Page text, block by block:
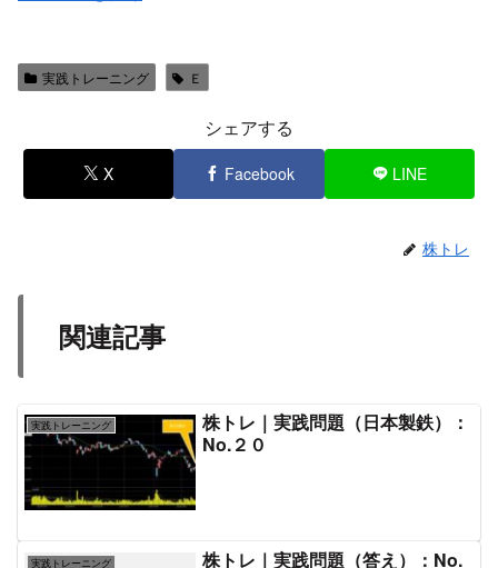
実践トレーニング Ｅ
シェアする
X Facebook LINE
株トレ
関連記事
実践トレーニング
株トレ｜実践問題（日本製鉄）：
No.２０
実践トレーニング
株トレ｜実践問題（答え）：No.